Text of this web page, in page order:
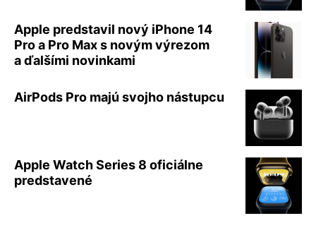
Apple predstavil nový iPhone 14
Pro a Pro Max s novým výrezom
a ďalšími novinkami
AirPods Pro majú svojho nástupcu
Apple Watch Series 8 oficiálne
predstavené